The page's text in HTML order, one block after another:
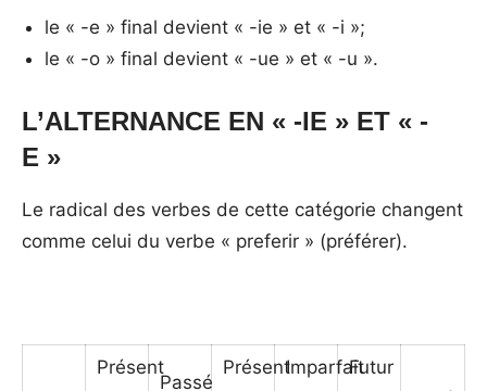
le « -e » final devient « -ie » et « -i »;
le « -o » final devient « -ue » et « -u ».
L’ALTERNANCE EN « -IE » ET « -
E »
Le radical des verbes de cette catégorie changent
comme celui du verbe « preferir » (préférer).
Présent
Passé
PrésentImparfaitFutur